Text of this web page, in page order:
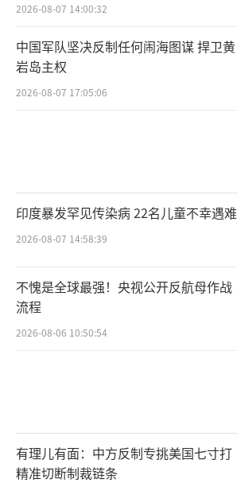
2026-08-07 14:00:32
中国军队坚决反制任何闹海图谋 捍卫黄
岩岛主权
2026-08-07 17:05:06
印度暴发罕见传染病 22名儿童不幸遇难
2026-08-07 14:58:39
不愧是全球最强！央视公开反航母作战
流程
2026-08-06 10:50:54
有理儿有面：中方反制专挑美国七寸打
精准切断制裁链条